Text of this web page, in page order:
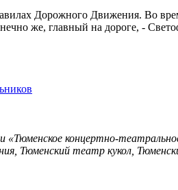
Дорожного Движения. Во
же, главный на дороге, -
концертно-
Тюменский театр кукол,